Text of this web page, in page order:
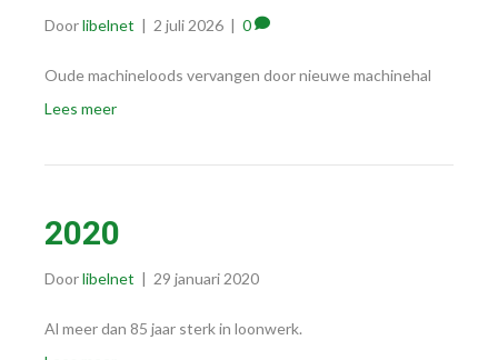
Doorlibelnet | 2 juli 2026 | 0
Oude machineloods vervangen door nieuwe machinehal
Lees meer
2020
Doorlibelnet | 29 januari 2020
Al meer dan 85 jaar sterk in loonwerk.